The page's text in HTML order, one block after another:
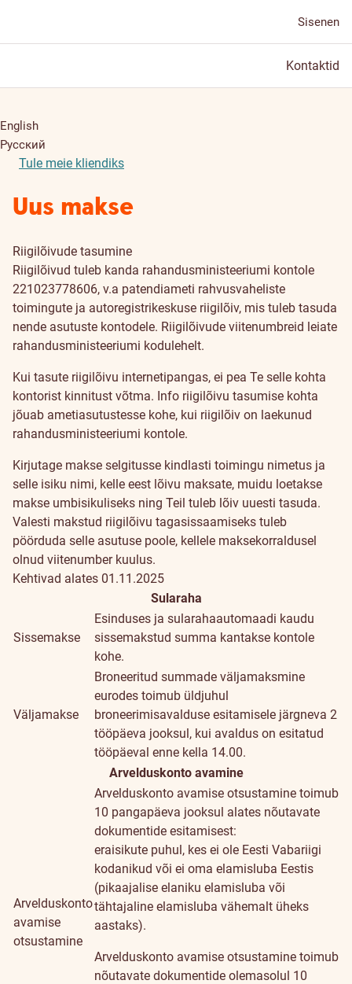
Sisenen
Kontaktid
English
Русский
Tule meie kliendiks
Uus makse
Riigilõivude tasumine
Riigilõivud tuleb kanda rahandusministeeriumi kontole
221023778606, v.a patendiameti rahvusvaheliste
toimingute ja autoregistrikeskuse riigilõiv, mis tuleb tasuda
nende asutuste kontodele. Riigilõivude viitenumbreid leiate
rahandusministeeriumi kodulehelt.
Kui tasute riigilõivu internetipangas, ei pea Te selle kohta
kontorist kinnitust võtma. Info riigilõivu tasumise kohta
jõuab ametiasutustesse kohe, kui riigilõiv on laekunud
rahandusministeeriumi kontole.
Kirjutage makse selgitusse kindlasti toimingu nimetus ja
selle isiku nimi, kelle eest lõivu maksate, muidu loetakse
makse umbisikuliseks ning Teil tuleb lõiv uuesti tasuda.
Valesti makstud riigilõivu tagasissaamiseks tuleb
pöörduda selle asutuse poole, kellele maksekorraldusel
olnud viitenumber kuulus.
Kehtivad alates 01.11.2025
Sularaha
Sissemakse
Esinduses ja sularahaautomaadi kaudu
sissemakstud summa kantakse kontole
kohe.
Väljamakse
Broneeritud summade väljamaksmine
eurodes toimub üldjuhul
broneerimisavalduse esitamisele järgneva 2
tööpäeva jooksul, kui avaldus on esitatud
tööpäeval enne kella 14.00.
Arvelduskonto avamine
Arvelduskonto
avamise
otsustamine
Arvelduskonto avamise otsustamine toimub
10 pangapäeva jooksul alates nõutavate
dokumentide esitamisest:
eraisikute puhul, kes ei ole Eesti Vabariigi
kodanikud või ei oma elamisluba Eestis
(pikaajalise elaniku elamisluba või
tähtajaline elamisluba vähemalt üheks
aastaks).
Arvelduskonto avamise otsustamine toimub
nõutavate dokumentide olemasolul 10